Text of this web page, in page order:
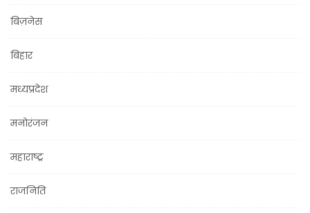
बिज़नेस
बिहार
मध्यप्रदेश
मनोरंजन
महाराष्ट्र
राजनिति